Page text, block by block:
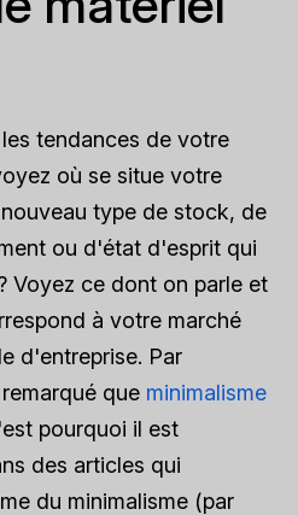
tendances de votre
où se situe votre
type de stock, de
ou d'état d'esprit qui
Voyez ce dont on parle et
à votre marché
d'entreprise. Par
que minimalisme
pourquoi il est
des articles qui
du minimalisme (par